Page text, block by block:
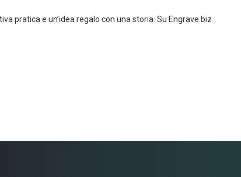
pratica e un’idea regalo con una storia. Su Engrave.biz